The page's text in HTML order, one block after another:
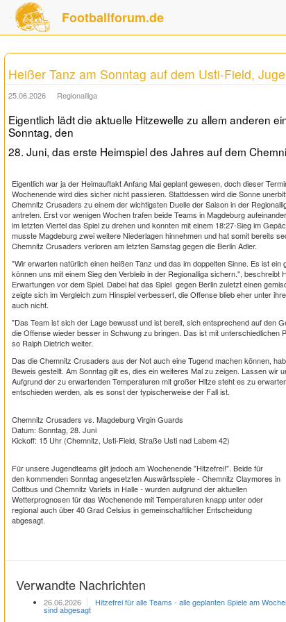
Footballforum.de
Heißer Tanz am Sonntag auf dem Usti-Field,
25.06.2026 Regionalliga
Eigentlich lädt die aktuelle Hitzewelle zu allem anderen
Sonntag, den
28. Juni, das erste Heimspiel des Jahres auf dem
Eigentlich war ja der Heimauftakt Anfang Mai geplant gewesen, doch dieser
Wochenende wird dies sicher nicht passieren. Stattdessen wird die Sonne
Chemnitz Crusaders zu einem der wichtigsten Duelle der Saison in der
antreten. Erst vor wenigen Wochen trafen beide Teams in Magdeburg
im letzten Viertel das Spiel zu drehen und konnten mit einem 18:27-Sieg im
musste Magdeburg zwei weitere Niederlagen hinnehmen und hat somit bereits
Chemnitz Crusaders verloren am letzten Samstag gegen die Berlin Adler.
"Wir erwarten natürlich einen heißen Tanz und das im doppelten Sinne. Es ist
können uns mit einem Sieg den Verbleib in der Regionalliga sichern.", beschreibt
Erwartungen vor dem Spiel. Dabei hat das Spiel gegen Berlin zuletzt einen
zeigte sich im Vergleich zum Hinspiel verbessert, die Offense blieb eher unter
auch nicht.
"Das Team ist sich der Lage bewusst und ist bereit, sich entsprechend auf den
die Offense wieder besser in Schwung zu bringen. Das ist mit unterschiedlichen
so Ralph Dietrich weiter.
Das die Chemnitz Crusaders aus der Not auch eine Tugend machen können,
Beweis gestellt. Am Sonntag gilt es, dies ein weiteres Mal zu zeigen. Lassen wir
Aufgrund der zu erwartenden Temperaturen mit großer Hitze steht es zu
entschieden werden, als es sonst der typischerweise der Fall ist.
Chemnitz Crusaders vs. Magdeburg Virgin Guards
Datum: Sonntag, 28. Juni
Kickoff: 15 Uhr (Chemnitz, Usti-Field, Straße Usti nad Labem 42)
Für unsere Jugendteams gilt jedoch am Wochenende "Hitzefrei!". Beide für
den kommenden Sonntag angesetzten Auswärtsspiele - Chemnitz Claymores in
Cottbus und Chemnitz Varlets in Halle - wurden aufgrund der aktuellen
Wetterprognosen für das Wochenende mit Temperaturen knapp unter oder
regional auch über 40 Grad Celsius in gemeinschaftlicher Entscheidung
abgesagt.
Verwandte Nachrichten
26.06.2026 Hitzefrei für alle Teams - alle geplanten Spiele am
sind abgesagt